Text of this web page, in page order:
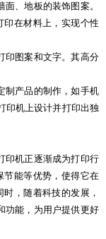
、地板的装饰图案。
印在材料上，实现个性
印图案和文字。其高分
制产品的制作，如手机
印机上设计并打印出独
印机正逐渐成为打印行
节能等优势，使得它在
，随着科技的发展，
功能，为用户提供更好